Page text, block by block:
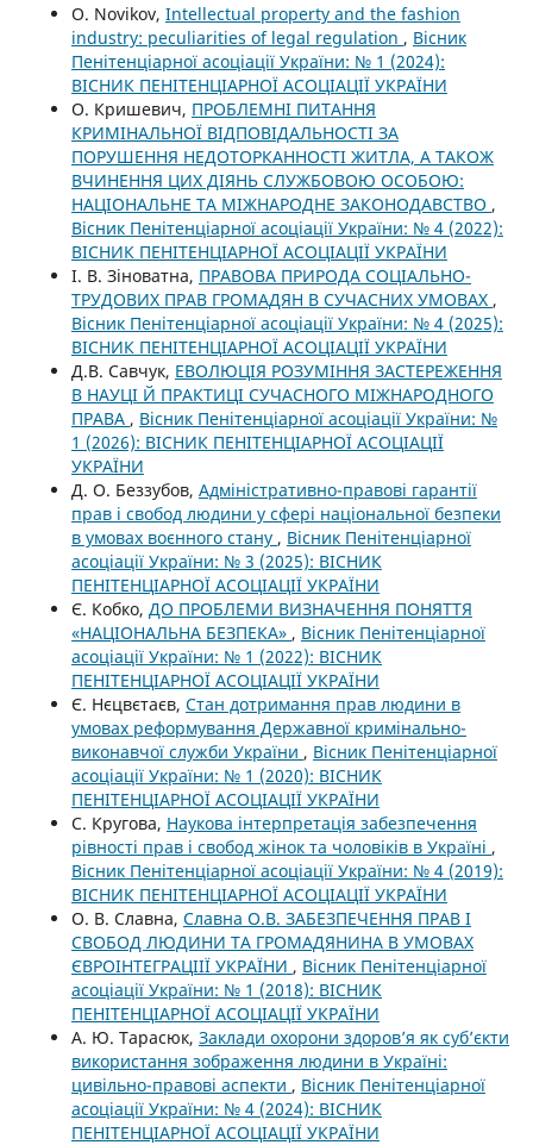
O. Novikov, Intellectual property and the fashion
industry: peculiarities of legal regulation , Вісник
Пенітенціарної асоціації України: № 1 (2024):
ВІСНИК ПЕНІТЕНЦІАРНОЇ АСОЦІАЦІЇ УКРАЇНИ
О. Кришевич, ПРОБЛЕМНІ ПИТАННЯ
КРИМІНАЛЬНОЇ ВІДПОВІДАЛЬНОСТІ ЗА
ПОРУШЕННЯ НЕДОТОРКАННОСТІ ЖИТЛА, А ТАКОЖ
ВЧИНЕННЯ ЦИХ ДІЯНЬ СЛУЖБОВОЮ ОСОБОЮ:
НАЦІОНАЛЬНЕ ТА МІЖНАРОДНЕ ЗАКОНОДАВСТВО ,
Вісник Пенітенціарної асоціації України: № 4 (2022):
ВІСНИК ПЕНІТЕНЦІАРНОЇ АСОЦІАЦІЇ УКРАЇНИ
І. В. Зіноватна, ПРАВОВА ПРИРОДА СОЦІАЛЬНО-
ТРУДОВИХ ПРАВ ГРОМАДЯН В СУЧАСНИХ УМОВАХ ,
Вісник Пенітенціарної асоціації України: № 4 (2025):
ВІСНИК ПЕНІТЕНЦІАРНОЇ АСОЦІАЦІЇ УКРАЇНИ
Д.В. Савчук, ЕВОЛЮЦІЯ РОЗУМІННЯ ЗАСТЕРЕЖЕННЯ
В НАУЦІ Й ПРАКТИЦІ СУЧАСНОГО МІЖНАРОДНОГО
ПРАВА , Вісник Пенітенціарної асоціації України: №
1 (2026): ВІСНИК ПЕНІТЕНЦІАРНОЇ АСОЦІАЦІЇ
УКРАЇНИ
Д. О. Беззубов, Адміністративно-правові гарантії
прав і свобод людини у сфері національної безпеки
в умовах воєнного стану , Вісник Пенітенціарної
асоціації України: № 3 (2025): ВІСНИК
ПЕНІТЕНЦІАРНОЇ АСОЦІАЦІЇ УКРАЇНИ
Є. Кобко, ДО ПРОБЛЕМИ ВИЗНАЧЕННЯ ПОНЯТТЯ
«НАЦІОНАЛЬНА БЕЗПЕКА» , Вісник Пенітенціарної
асоціації України: № 1 (2022): ВІСНИК
ПЕНІТЕНЦІАРНОЇ АСОЦІАЦІЇ УКРАЇНИ
Є. Нєцвєтаєв, Стан дотримання прав людини в
умовах реформування Державної кримінально-
виконавчої служби України , Вісник Пенітенціарної
асоціації України: № 1 (2020): ВІСНИК
ПЕНІТЕНЦІАРНОЇ АСОЦІАЦІЇ УКРАЇНИ
С. Кругова, Наукова інтерпретація забезпечення
рівності прав і свобод жінок та чоловіків в Україні ,
Вісник Пенітенціарної асоціації України: № 4 (2019):
ВІСНИК ПЕНІТЕНЦІАРНОЇ АСОЦІАЦІЇ УКРАЇНИ
О. В. Славна, Славна О.В. ЗАБЕЗПЕЧЕННЯ ПРАВ І
СВОБОД ЛЮДИНИ ТА ГРОМАДЯНИНА В УМОВАХ
ЄВРОІНТЕГРАЦІІЇ УКРАЇНИ , Вісник Пенітенціарної
асоціації України: № 1 (2018): ВІСНИК
ПЕНІТЕНЦІАРНОЇ АСОЦІАЦІЇ УКРАЇНИ
А. Ю. Тарасюк, Заклади охорони здоров’я як суб’єкти
використання зображення людини в Україні:
цивільно-правові аспекти , Вісник Пенітенціарної
асоціації України: № 4 (2024): ВІСНИК
ПЕНІТЕНЦІАРНОЇ АСОЦІАЦІЇ УКРАЇНИ